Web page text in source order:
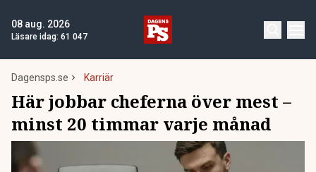
08 aug. 2026
Läsare idag: 61 047
Dagensps.se Karriär
Här jobbar cheferna över mest –
minst 20 timmar varje månad